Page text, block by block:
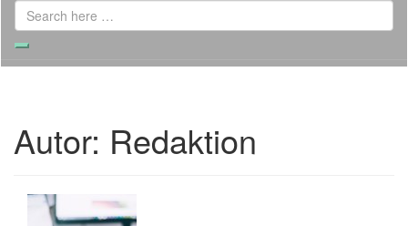
for:
Search
Autor: Redaktion